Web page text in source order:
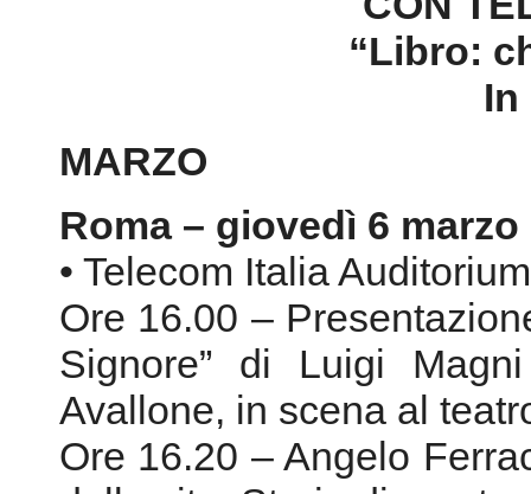
Roma – giovedì 6 marzo
• Telecom Italia
Ore 16.00 –
Signore” di Luigi
Avallone, in scena al
Ore 16.20 – Angelo
della vita. Storia di una
Ne discute con lo
Pensieri, considerazioni,
e sicurezza nelle